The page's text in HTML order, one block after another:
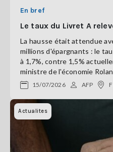
En bref
Le taux du Livret A
La hausse était attendue
millions d'épargnants : le
à 1,7%, contre 1,5%
ministre de l'économie
15/07/2026 AFP
Actualites